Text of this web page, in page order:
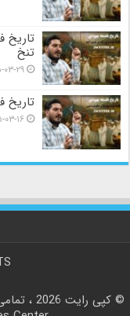
تاریخ
تنخ
۱۴۰۵-
تاریخ
۱۴۰۵-
© کپی رایت 2026 ، تمامی حقوق برای سایت